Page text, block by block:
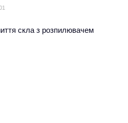
скла з розпилювачем